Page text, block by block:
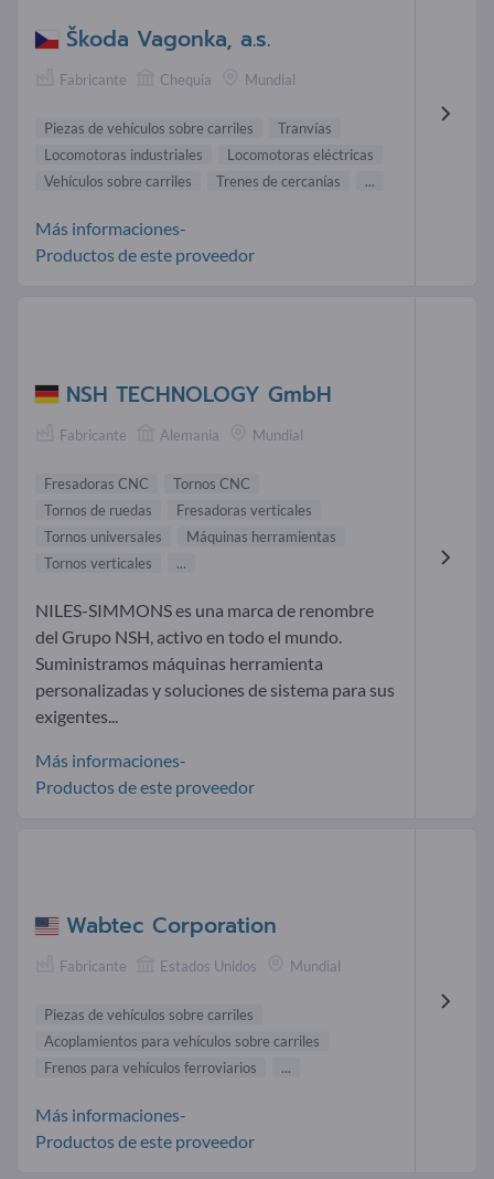
Škoda Vagonka, a.s.
Fabricante Chequia Mundial
Piezas de vehículos sobre carriles
Tranvías
Locomotoras industriales
Locomotoras eléctricas
Vehículos sobre carriles
Trenes de cercanías ...
Más informaciones-
Productos de este proveedor
NSH TECHNOLOGY GmbH
Fabricante Alemania Mundial
Fresadoras CNC
Tornos CNC
Tornos de ruedas
Fresadoras verticales
Tornos universales
Máquinas herramientas
Tornos verticales
...
NILES-SIMMONS es una marca de renombre
del Grupo NSH, activo en todo el mundo.
Suministramos máquinas herramienta
personalizadas y soluciones de sistema para sus
exigentes...
Más informaciones-
Productos de este proveedor
Wabtec Corporation
Fabricante Estados Unidos Mundial
Piezas de vehículos sobre carriles
Acoplamientos para vehículos sobre carriles
Frenos para vehículos ferroviarios
...
Más informaciones-
Productos de este proveedor